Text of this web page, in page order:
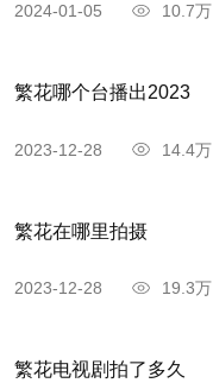
2024-01-05 10.7万
繁花哪个台播出2023
2023-12-28 14.4万
繁花在哪里拍摄
2023-12-28 19.3万
繁花电视剧拍了多久